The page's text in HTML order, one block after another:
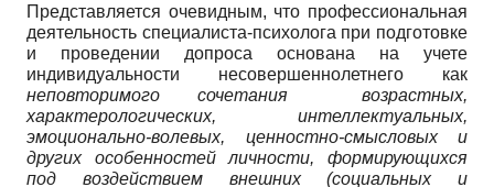
Представляется очевидным, что профессиональная
деятельность специалиста-психолога при подготовке
и проведении допроса основана на учете
индивидуальности несовершеннолетнего как
неповторимого сочетания возрастных,
характерологических, интеллектуальных,
эмоционально-волевых, ценностно-смысловых и
других особенностей личности, формирующихся
под воздействием внешних (социальных и